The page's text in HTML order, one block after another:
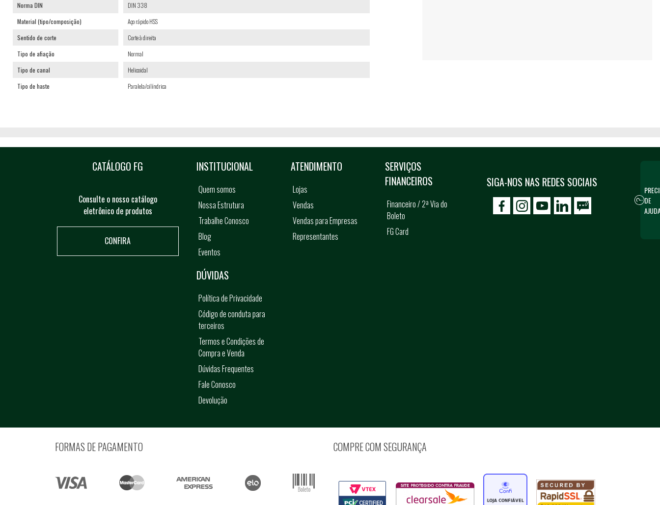
Norma DIN
DIN 338
Material (tipo/composição)
Aço rápido HSS
Sentido de corte
Corte à direita
Tipo de afiação
Normal
Tipo de canal
Helicoidal
Tipo de haste
Paralela/cilíndrica
CATÁLOGO FG
Consulte o nosso catálogo
eletrônico de produtos
CONFIRA
SIGA-NOS NAS REDES SOCIAIS
icon-facebook
icon-social02icon-social03
INSTITUCIONAL
Quem somos
Nossa Estrutura
Trabalhe Conosco
Blog
Eventos
ATENDIMENTO
Lojas
Vendas
Vendas para Empresas
Representantes
SERVIÇOS
FINANCEIROS
Financeiro / 2ª Via do
Boleto
FG Card
DÚVIDAS
Política de Privacidade
Código de conduta para
terceiros
Termos e Condições de
Compra e Venda
Dúvidas Frequentes
Fale Conosco
Devolução
FORMAS DE PAGAMENTO COMPRE COM SEGURANÇA
DE